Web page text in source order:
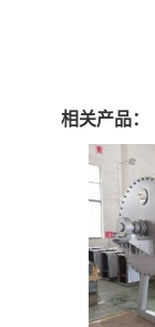
相关产品：